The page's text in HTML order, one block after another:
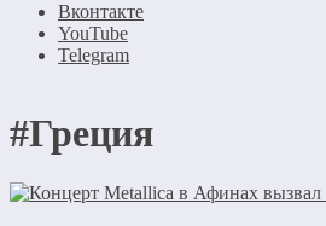
Вконтакте
YouTube
Telegram
#Греция